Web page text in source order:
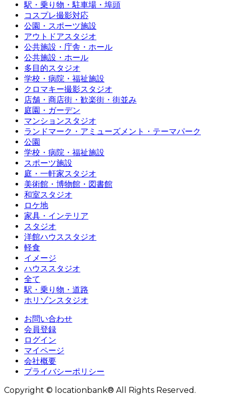
駅・乗り物・駐車場・埠頭
コスプレ撮影対応
公園・スポーツ施設
アウトドアスタジオ
公共施設・庁舎・ホール
公共施設・ホール
多目的スタジオ
学校・病院・福祉施設
クロマキー撮影スタジオ
店舗・商店街・歓楽街・街並み
庭園・ガーデン
マンションスタジオ
ランドマーク・アミューズメント・テーマパーク
公園
学校・病院・福祉施設
スポーツ施設
庭・一軒家スタジオ
美術館・博物館・図書館
和室スタジオ
ロケ地
家具・インテリア
スタジオ
洋館ハウススタジオ
軽食
イメージ
ハウススタジオ
全て
駅・乗り物・道路
ホリゾンスタジオ
お問い合わせ
会員登録
ログイン
マイページ
会社概要
プライバシーポリシー
Copyright © locationbank® All Rights Reserved.